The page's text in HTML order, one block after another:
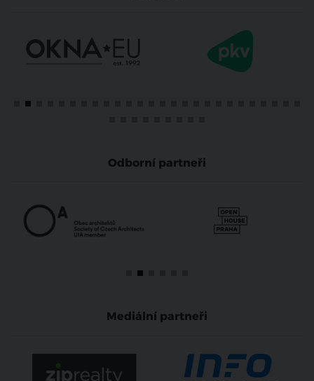
Odborní partneři
Mediální partneři